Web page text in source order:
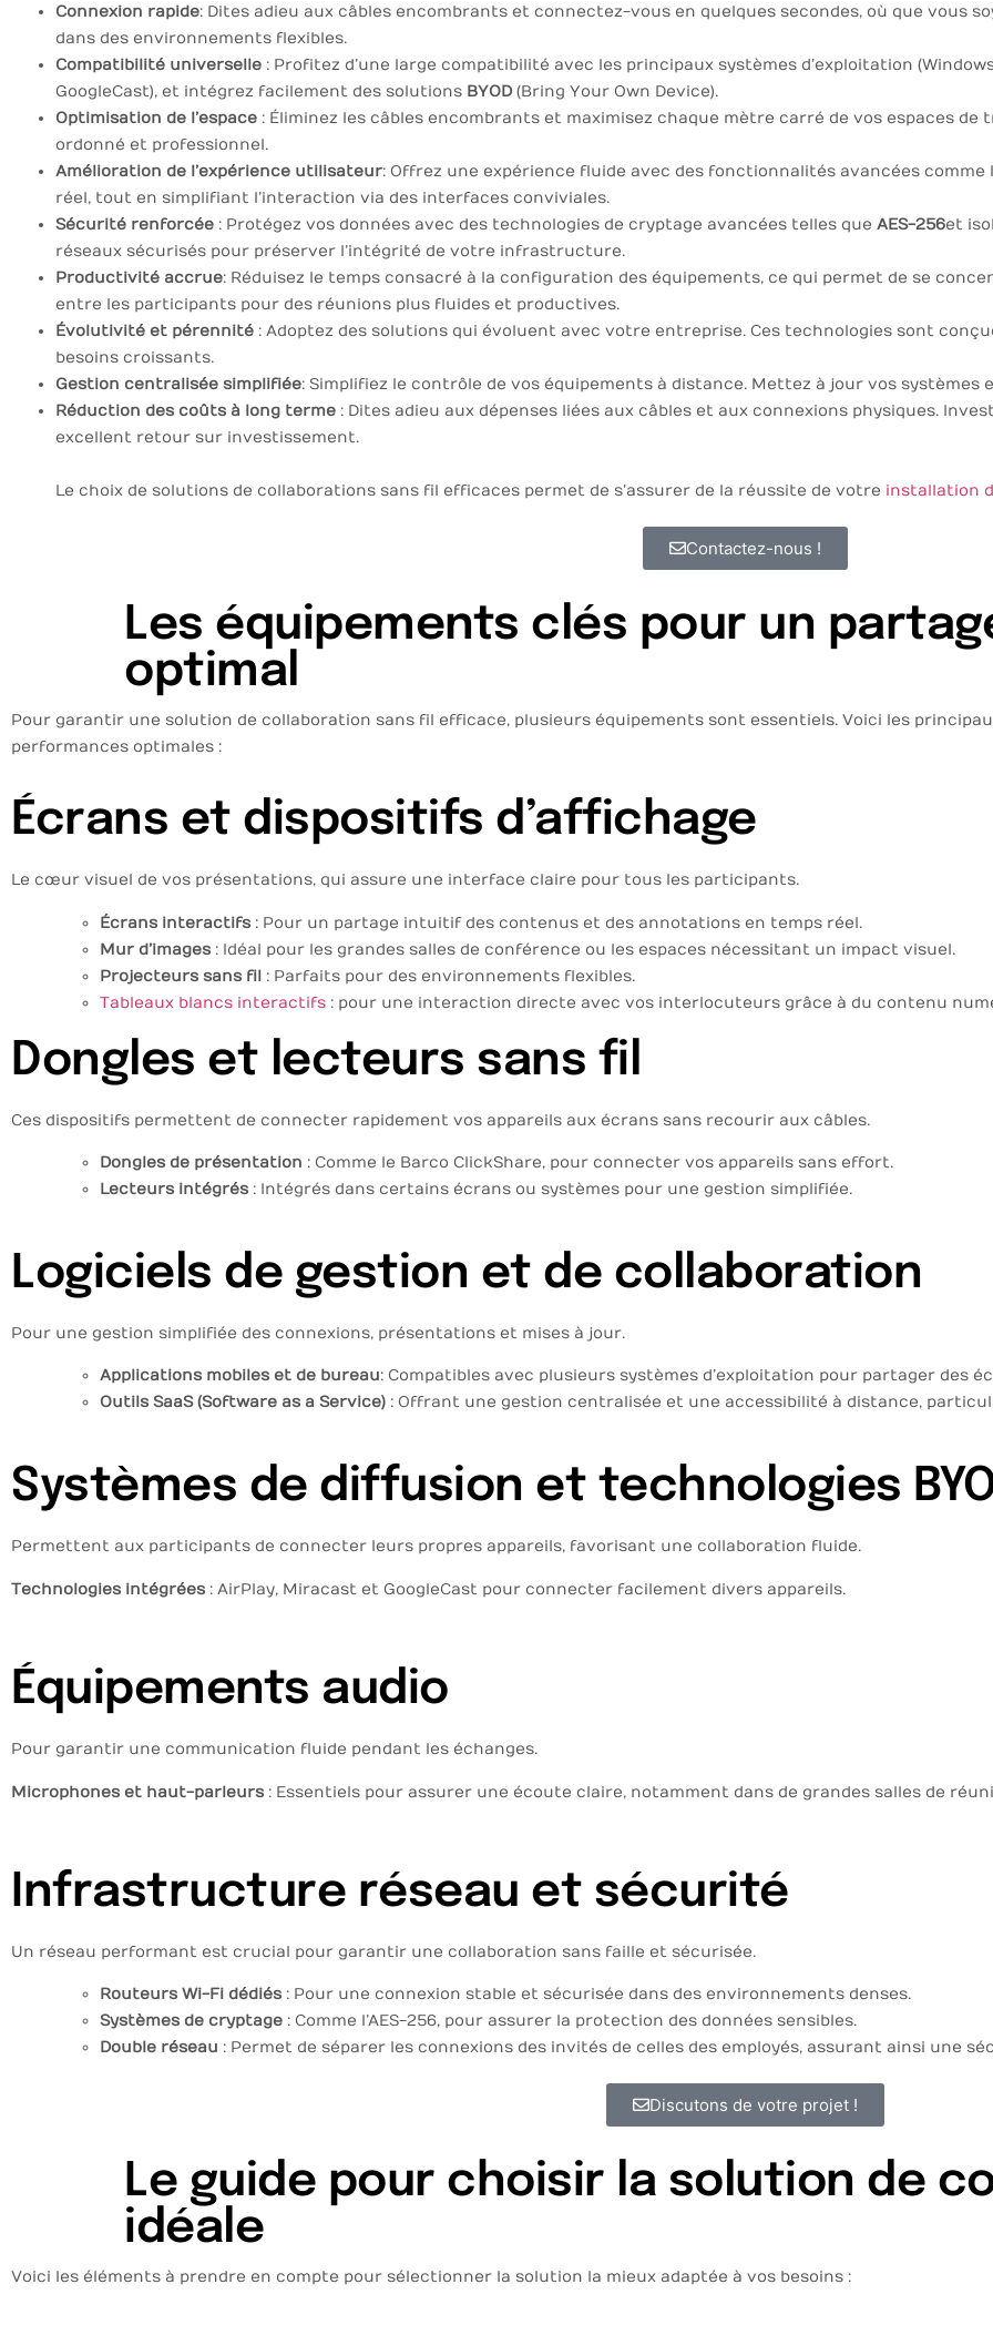
Connexion rapide: Dites adieu aux câbles encombrants et connectez-vous en quelques secondes, où que vous
dans des environnements flexibles.
Compatibilité universelle : Profitez d’une large compatibilité avec les principaux systèmes d’exploitation
GoogleCast), et intégrez facilement des solutions BYOD (Bring Your Own Device).
Optimisation de l’espace : Éliminez les câbles encombrants et maximisez chaque mètre carré de vos espaces
ordonné et professionnel.
Amélioration de l’expérience utilisateur: Offrez une expérience fluide avec des fonctionnalités avancées
réel, tout en simplifiant l’interaction via des interfaces conviviales.
Sécurité renforcée : Protégez vos données avec des technologies de cryptage avancées telles que AES-256et
réseaux sécurisés pour préserver l’intégrité de votre infrastructure.
Productivité accrue: Réduisez le temps consacré à la configuration des équipements, ce qui permet de se
entre les participants pour des réunions plus fluides et productives.
Évolutivité et pérennité : Adoptez des solutions qui évoluent avec votre entreprise. Ces technologies sont
besoins croissants.
Gestion centralisée simplifiée: Simplifiez le contrôle de vos équipements à distance. Mettez à jour vos
Réduction des coûts à long terme : Dites adieu aux dépenses liées aux câbles et aux connexions physiques.
excellent retour sur investissement.
Le choix de solutions de collaborations sans fil efficaces permet de s’assurer de la réussite de votre installation
Contactez-nous !
Les équipements clés pour un
optimal
Pour garantir une solution de collaboration sans fil efficace, plusieurs équipements sont essentiels. Voici les
performances optimales :
Écrans et dispositifs d’affichage
Le cœur visuel de vos présentations, qui assure une interface claire pour tous les participants.
Écrans interactifs : Pour un partage intuitif des contenus et des annotations en temps réel.
Mur d’images : Idéal pour les grandes salles de conférence ou les espaces nécessitant un impact visuel.
Projecteurs sans fil : Parfaits pour des environnements flexibles.
Tableaux blancs interactifs : pour une interaction directe avec vos interlocuteurs grâce à du contenu
Dongles et lecteurs sans fil
Ces dispositifs permettent de connecter rapidement vos appareils aux écrans sans recourir aux câbles.
Dongles de présentation : Comme le Barco ClickShare, pour connecter vos appareils sans effort.
Lecteurs intégrés : Intégrés dans certains écrans ou systèmes pour une gestion simplifiée.
Logiciels de gestion et de collaboration
Pour une gestion simplifiée des connexions, présentations et mises à jour.
Applications mobiles et de bureau: Compatibles avec plusieurs systèmes d’exploitation pour partager des
Outils SaaS (Software as a Service) : Offrant une gestion centralisée et une accessibilité à distance,
Systèmes de diffusion et technologies
Permettent aux participants de connecter leurs propres appareils, favorisant une collaboration fluide.
Technologies intégrées : AirPlay, Miracast et GoogleCast pour connecter facilement divers appareils.
Équipements audio
Pour garantir une communication fluide pendant les échanges.
Microphones et haut-parleurs : Essentiels pour assurer une écoute claire, notamment dans de grandes salles de
Infrastructure réseau et sécurité
Un réseau performant est crucial pour garantir une collaboration sans faille et sécurisée.
Routeurs Wi-Fi dédiés : Pour une connexion stable et sécurisée dans des environnements denses.
Systèmes de cryptage : Comme l’AES-256, pour assurer la protection des données sensibles.
Double réseau : Permet de séparer les connexions des invités de celles des employés, assurant ainsi une
Discutons de votre projet !
Le guide pour choisir la solution de
idéale
Voici les éléments à prendre en compte pour sélectionner la solution la mieux adaptée à vos besoins :